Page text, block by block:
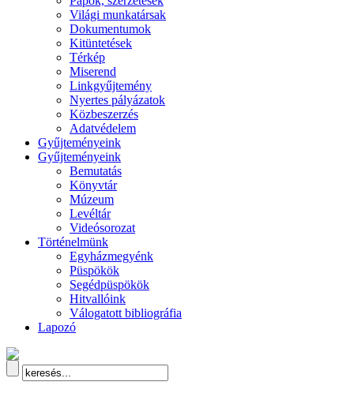
Világi munkatársak
Dokumentumok
Kitüntetések
Térkép
Miserend
Linkgyűjtemény
Nyertes pályázatok
Közbeszerzés
Adatvédelem
Gyűjteményeink
Gyűjteményeink
Bemutatás
Könyvtár
Múzeum
Levéltár
Videósorozat
Történelmünk
Egyházmegyénk
Püspökök
Segédpüspökök
Hitvallóink
Válogatott bibliográfia
Lapozó